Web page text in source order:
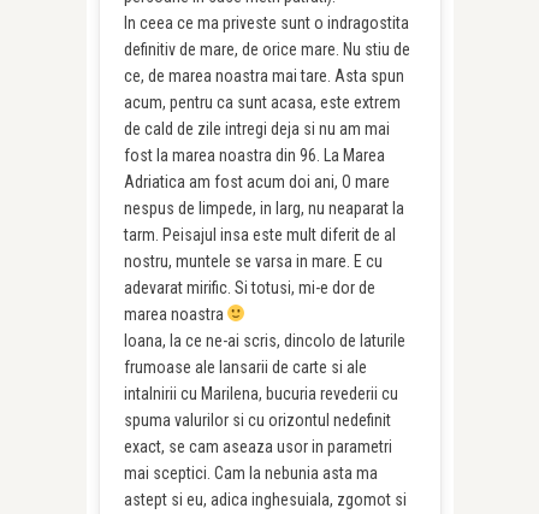
In ceea ce ma priveste sunt o indragostita
definitiv de mare, de orice mare. Nu stiu de
ce, de marea noastra mai tare. Asta spun
acum, pentru ca sunt acasa, este extrem
de cald de zile intregi deja si nu am mai
fost la marea noastra din 96. La Marea
Adriatica am fost acum doi ani, O mare
nespus de limpede, in larg, nu neaparat la
tarm. Peisajul insa este mult diferit de al
nostru, muntele se varsa in mare. E cu
adevarat mirific. Si totusi, mi-e dor de
marea noastra
Ioana, la ce ne-ai scris, dincolo de laturile
frumoase ale lansarii de carte si ale
intalnirii cu Marilena, bucuria revederii cu
spuma valurilor si cu orizontul nedefinit
exact, se cam aseaza usor in parametri
mai sceptici. Cam la nebunia asta ma
astept si eu, adica inghesuiala, zgomot si